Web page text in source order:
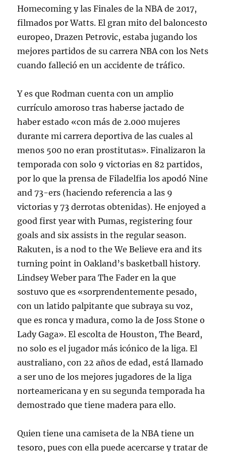
Homecoming y las Finales de la NBA de 2017,
filmados por Watts. El gran mito del baloncesto
europeo, Drazen Petrovic, estaba jugando los
mejores partidos de su carrera NBA con los Nets
cuando falleció en un accidente de tráfico.
Y es que Rodman cuenta con un amplio
currículo amoroso tras haberse jactado de
haber estado «con más de 2.000 mujeres
durante mi carrera deportiva de las cuales al
menos 500 no eran prostitutas». Finalizaron la
temporada con solo 9 victorias en 82 partidos,
por lo que la prensa de Filadelfia los apodó Nine
and 73-ers (haciendo referencia a las 9
victorias y 73 derrotas obtenidas). He enjoyed a
good first year with Pumas, registering four
goals and six assists in the regular season.
Rakuten, is a nod to the We Believe era and its
turning point in Oakland’s basketball history.
Lindsey Weber para The Fader en la que
sostuvo que es «sorprendentemente pesado,
con un latido palpitante que subraya su voz,
que es ronca y madura, como la de Joss Stone o
Lady Gaga». El escolta de Houston, The Beard,
no solo es el jugador más icónico de la liga. El
australiano, con 22 años de edad, está llamado
a ser uno de los mejores jugadores de la liga
norteamericana y en su segunda temporada ha
demostrado que tiene madera para ello.
Quien tiene una camiseta de la NBA tiene un
tesoro, pues con ella puede acercarse y tratar de